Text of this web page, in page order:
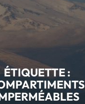
ÉTIQUETTE :